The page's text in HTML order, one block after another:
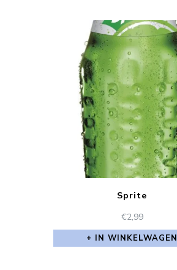
Sprite
€2,99
IN WINKELWAGEN